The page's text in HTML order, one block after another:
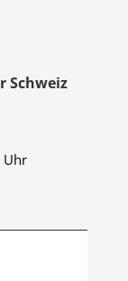
Schweiz
Uhr